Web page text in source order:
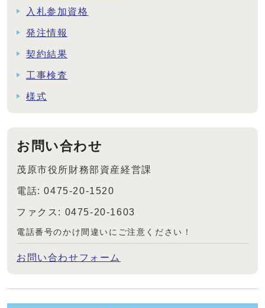
入札参加資格
発注情報
契約結果
工事検査
様式
お問い合わせ
茂原市役所財務部資産経営課
電話: 0475-20-1520
ファクス: 0475-20-1603
電話番号のかけ間違いにご注意ください！
お問い合わせフォーム